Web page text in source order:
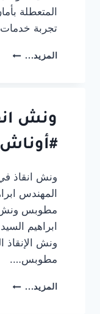
المتعطلة
تجربة
المزيد... ونش
حي
وسط
ونش
#أوناش
ونش انقاذ
المهندس
مطوبس ونش
ابراهيم
ونش الإنقاذ
مطوبس….
المزيد... ونش